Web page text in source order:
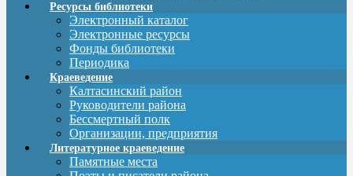
Ресурсы библиотеки
Электронный каталог
Электронные ресурсы
Фонды библиотеки
Периодика
Краеведение
Калтасинский район
Руководители района
Бессмертный полк
Организации, предприятия
Литературное краеведение
Памятные места